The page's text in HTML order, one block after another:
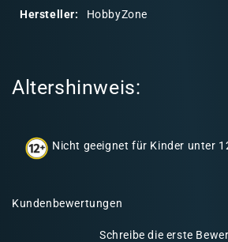
n
Hersteller:
HobbyZone
Altershinweis:
Nicht geeignet für Kinder unter
Kundenbewertungen
Schreibe die erste